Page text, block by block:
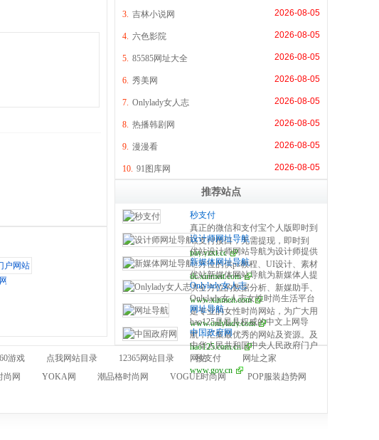
站
3. 吉林小说网 2026-08-05
4. 六色影院 2026-08-05
5. 85585网址大全 2026-08-05
6. 秀美网 2026-08-05
7. Onlylady女人志 2026-08-05
8. 热播韩剧网 2026-08-05
9. 漫漫看 2026-08-05
10. 91图库网 2026-08-05
推荐站点
秒支付
真正的微信和支付宝个人版即时到
账支付接口，无需提现，即时到
账，100%资金安全，彩虹系统合
作服务商，无需手续费，无需人工
操作，是个人收款的最佳解决方
案。
pay.yzxt.cc
设计师网址导航
优站设计师网站导航为设计师提供
全方位的供ps教程、UI设计、素材
下载、高清图库、配色方案、用户
体验、网页设计等全方位设计师网
站导航指引。每周更新及时，同时
是优站网（YOUZHAN.CO）旗下
最实用、最专业、最全面、最好用
的设计师网址导航！
dc.xinmeit.com
新媒体网址导航
优站新媒体网站导航为新媒体人提
供全方位的数据分析、新媒助手、
必备的工具资源、自媒体平台、运
营营销、学习创业等全方位新媒体
网站导航指引。每周更新及时，同
时是优站网（YOUZHAN.CO）旗
下最实用、最专业、最全面、最好
用的新媒体网址导航！
www.xinmeit.com
Onlylady女人志
Onlylady女人志女性时尚生活平台
是专业的女性时尚网站，为广大用
户提供专业的时尚潮流、美容方
法、流行趋势、服饰时装资讯，打
造专业时尚、美容、生活、达人、
互动平台。
www.onlylady.com
网址导航
hao125是最具权威的中文上网导
航，汇集最优秀的网站及资源。及
时收录影视、音乐、小说、游戏等
分类的网址和内容，让您的网络生
活更简单精彩。上网，从hao125开
hao125.com.cn
中国政府网
中华人民共和国中央人民政府门户
网站
www.gov.cn
游戏 点我网站目录 12365网站目录 秒支付
网址之家
尚网 YOKA网 潮品格时尚网 VOGUE时尚网
POP服装趋势网